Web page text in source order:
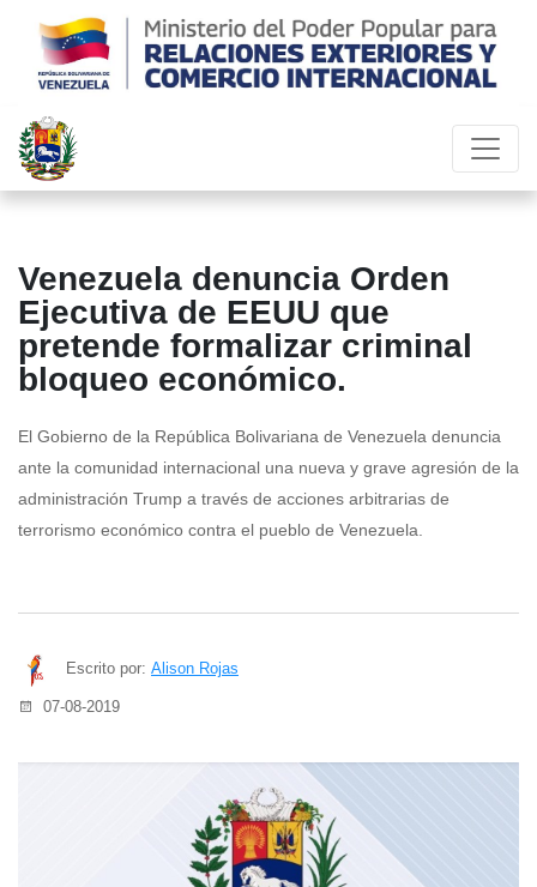
Venezuela denuncia Orden
Ejecutiva de EEUU que
pretende formalizar criminal
bloqueo económico.
El Gobierno de la República Bolivariana de Venezuela denuncia
ante la comunidad internacional una nueva y grave agresión de la
administración Trump a través de acciones arbitrarias de
terrorismo económico contra el pueblo de Venezuela.
Escrito por: Alison Rojas
07-08-2019